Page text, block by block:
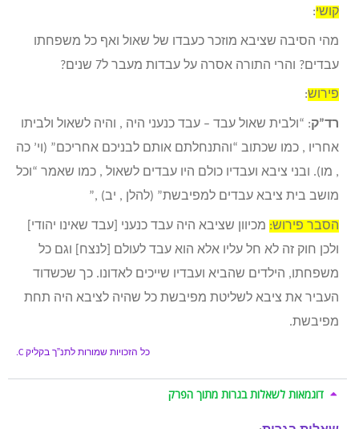
קושי:
מהי הסיבה שציבא מוזכר כעבדו של שאול ואף כל משפחתו
עבדים? והרי התורה אסרה על עבדות מעבר ל7 שנים?
פירוש:
רד”ק: “ולבית שאול עבד – עבד כנעני היה , והיה לשאול ולביתו
אחריו , כמו שכתוב “והתנחלתם אותם לבניכם אחריכם” (וי’ כה
, מו). ובני ציבא ועבדיו כולם היו עבדים לשאול , כמו שאמר “וכל
מושב בית ציבא עבדים למפיבשת” (להלן , יב) ,”
הסבר פירוש: מכיוון שציבא היה עבד כנעני [עבד שאינו יהודי]
ולכן חוק זה לא חל עליו אלא הוא עבד לעולם [לנצח] וגם כל
משפחתו, הילדים שהביא ועבדיו שייכים לאדונו. כך שכשדוד
העביר את ציבא לשליטת מפיבשת כל שהיה לציבא היה תחת
מפיבשת.
כל הזכויות שמורות לתנ”ך בקליק C.
דוגמאות לשאלות בגרות מתוך הפרק